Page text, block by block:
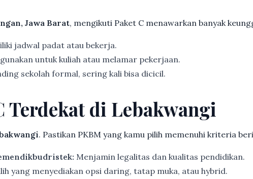
Jawa Barat, mengikuti Paket C menawarkan banyak
jadwal padat atau bekerja.
untuk kuliah atau melamar pekerjaan.
sekolah formal, sering kali bisa dicicil.
Terdekat di Lebakwangi
. Pastikan PKBM yang kamu pilih memenuhi kriteria
Menjamin legalitas dan kualitas pendidikan.
yang menyediakan opsi daring, tatap muka, atau hybrid.